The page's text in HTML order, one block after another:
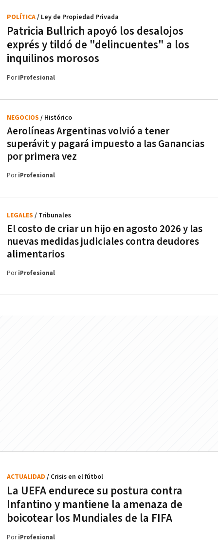
Patricia Bullrich apoyó los desalojos
exprés y tildó de "delincuentes" a los
inquilinos morosos
POLÍTICA/ Ley de Propiedad Privada
PoriProfesional
Aerolíneas Argentinas volvió a tener
superávit y pagará impuesto a las Ganancias
por primera vez
NEGOCIOS / Histórico
PoriProfesional
El costo de criar un hijo en agosto 2026 y las
nuevas medidas judiciales contra deudores
alimentarios
LEGALES / Tribunales
PoriProfesional
La UEFA endurece su postura contra
Infantino y mantiene la amenaza de
boicotear los Mundiales de la FIFA
ACTUALIDAD / Crisis en el fútbol
PoriProfesional